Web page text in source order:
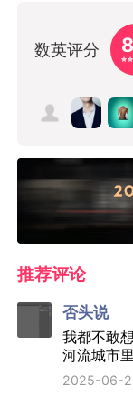
数英评分
推荐评论
否头说
我都不敢
河流城市
2025-06-